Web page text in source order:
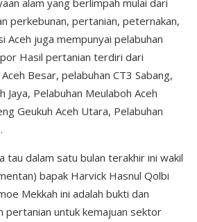
alam yang berlimpah mulai dari
perkebunan, pertanian, peternakan,
Aceh juga mempunyai pelabuhan
Hasil pertanian terdiri dari
Besar, pelabuhan CT3 Sabang,
Jaya, Pelabuhan Meulaboh Aceh
Geukuh Aceh Utara, Pelabuhan
tau dalam satu bulan terakhir ini wakil
bapak Harvick Hasnul Qolbi
Mekkah ini adalah bukti dan
pertanian untuk kemajuan sektor